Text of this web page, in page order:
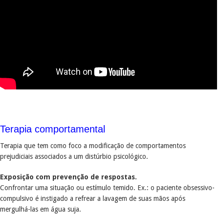
Terapia comportamental
Terapia que tem como foco a modificação de comportamentos
prejudiciais associados a um distúrbio psicológico.
Exposição com prevenção de respostas.
Confrontar uma situação ou estímulo temido. Ex.: o paciente obsessivo-
compulsivo é instigado a refrear a lavagem de suas mãos após
mergulhá-las em água suja.